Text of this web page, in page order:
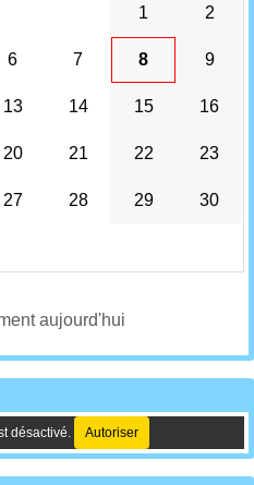
1 2
6 7 8 9
13 14 15 16
20 21 22 23
27 28 29 30
aujourd'hui
désactivé. Autoriser